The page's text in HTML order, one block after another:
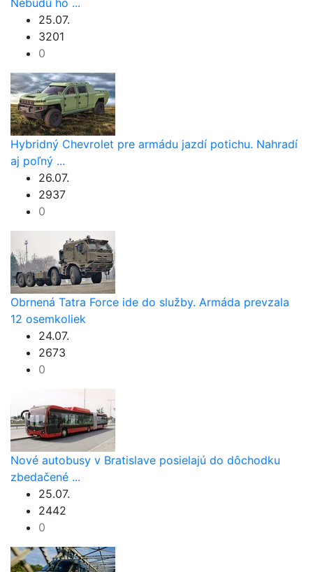
Nebudú ho ...
25.07.
3201
0
Hybridný Chevrolet pre armádu jazdí potichu. Nahradí
aj poľný ...
26.07.
2937
0
Obrnená Tatra Force ide do služby. Armáda prevzala
12 osemkoliek
24.07.
2673
0
Nové autobusy v Bratislave posielajú do dôchodku
zbedačené ...
25.07.
2442
0